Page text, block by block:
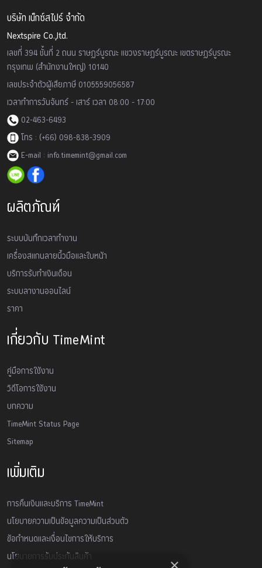
บริษัท เน็กซ์สไปร์ จำกัด
Nextspire Co.,ltd.
เลขที่ 394 ชั้นที่ 2 ถนน ราษฏร์บูรณะ แขวงราษฏร์บูรณะ เขตราษฏร์บูรณะ
กรุงเทพ (สำนักงานใหญ่) 10140
เลขประจำตัวผู้เสียภาษี 0105559056587
เวลาทำการวันจันทร์ - เสาร์ เวลา 08:00 - 17:00
02-463-6493
โทร : (+66) 098-838-3909
E-mail : info.timemint@gmail.com
ผลิตภัณฑ์
ระบบบันทึกเวลาทำงาน
เครื่องสเเกนลายนิ้วมือและใบหน้า
บริการรับทำเงินเดือน
ระบบลางานออนไลน์
ราคา
เกี่ยวกับ TimeMint
คู่มือการใช้งาน
วิดีโอการใช้งาน
บทความ
TimeMint Status Page
Sitemap
เพิ่มเติม
การคืนเงินและบริการ TimeMint
นโยบายความเป็นข้อมูลความเป็นส่วนตัว
ข้อกำหนดและเงื่อนไขการให้บริการ
นโยบายการรับประกันสินค้า